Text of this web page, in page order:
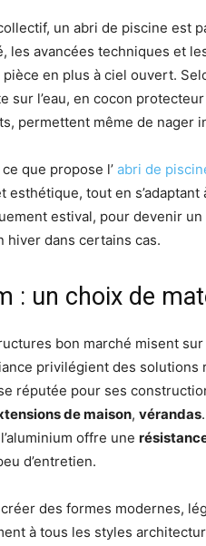
un abri de piscine est
les avancées techniques et
en plus à ciel ouvert.
sur l’eau, en cocon
permettent même de nager
que propose l’ abri de
tout en
estival, pour devenir
hiver dans certains cas.
: un choix de
bon marché misent
privilégient des solutions
réputée pour ses
de maison, vérandas
offre une
d’entretien.
des formes modernes,
à tous les styles